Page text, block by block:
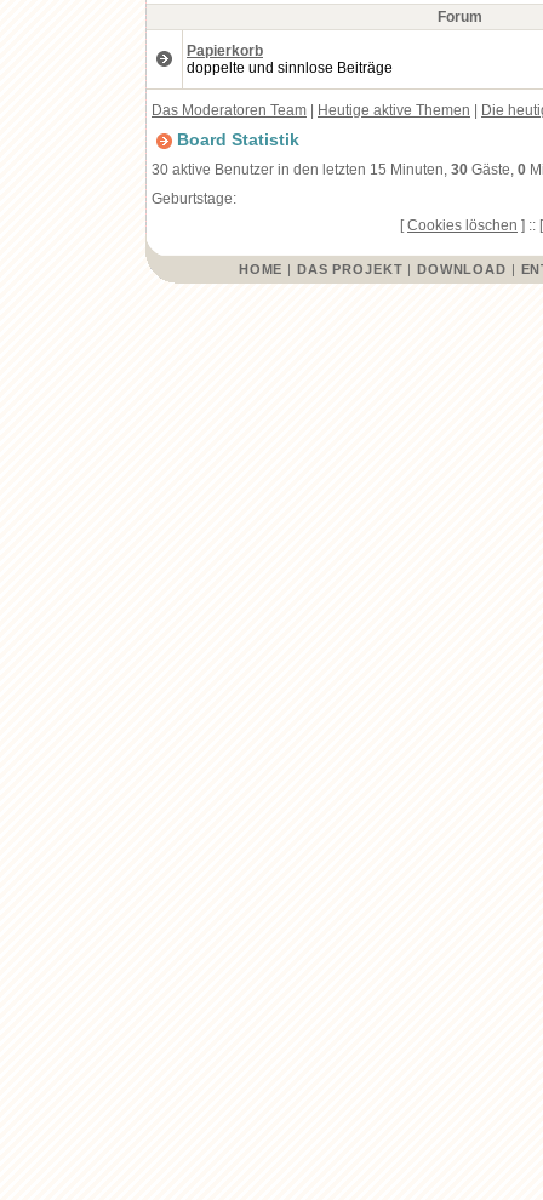
Forum
Papierkorb
doppelte und sinnlose Beiträge
Das Moderatoren Team Heutige aktive Themen Die
Board Statistik
30 aktive Benutzer in den letzten 15 Minuten, 30 Gäste, 0
Geburtstage:
[Cookies löschen ] ::
HOME | DAS PROJEKT | DOWNLOAD |